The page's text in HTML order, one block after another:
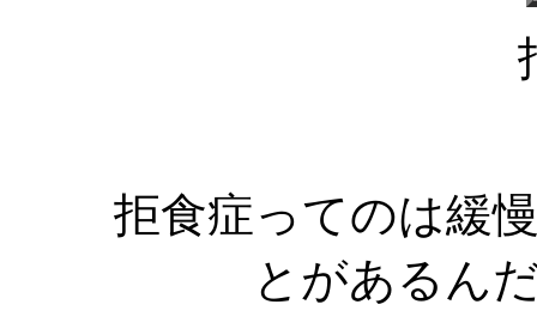
拒食症ってのは緩
とがあるん